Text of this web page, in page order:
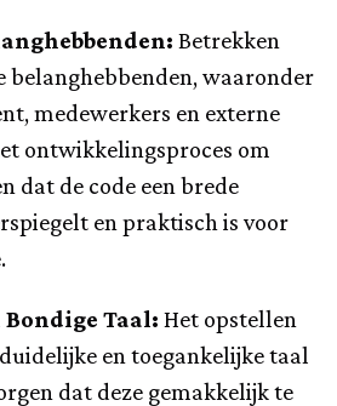
Betrekken
belanghebbenden, waaronder
medewerkers en externe
ontwikkelingsproces om
dat de code een brede
en praktisch is voor
Taal: Het opstellen
en toegankelijke taal
dat deze gemakkelijk te